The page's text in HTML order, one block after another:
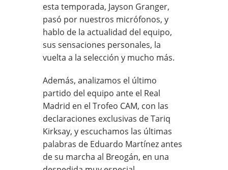
esta temporada, Jayson Granger,
pasó por nuestros micrófonos, y
hablo de la actualidad del equipo,
sus sensaciones personales, la
vuelta a la selección y mucho más.
Además, analizamos el último
partido del equipo ante el Real
Madrid en el Trofeo CAM, con las
declaraciones exclusivas de Tariq
Kirksay, y escuchamos las últimas
palabras de Eduardo Martínez antes
de su marcha al Breogán, en una